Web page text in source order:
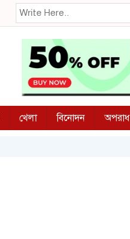
খেলা বিনোদন অপরাধ